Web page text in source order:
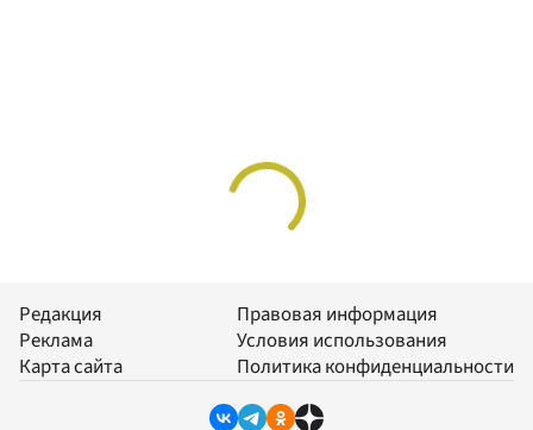
Редакция
Реклама
Карта сайта
Правовая информация
Условия использования
Политика конфиденциальности